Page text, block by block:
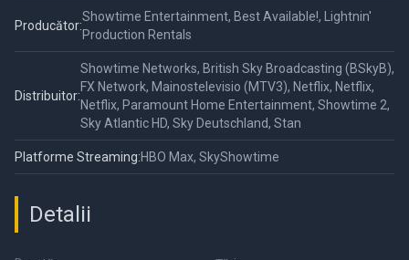
Producător:
Showtime Entertainment, Best Available!, Lightnin'
Production Rentals
Distribuitor:
Showtime Networks, British Sky Broadcasting (BSkyB),
FX Network, Mainostelevisio (MTV3), Netflix, Netflix,
Netflix, Paramount Home Entertainment, Showtime 2,
Sky Atlantic HD, Sky Deutschland, Stan
Platforme Streaming:HBO Max, SkyShowtime
Detalii